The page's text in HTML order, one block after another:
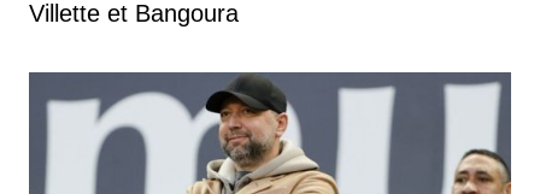
Villette et Bangoura